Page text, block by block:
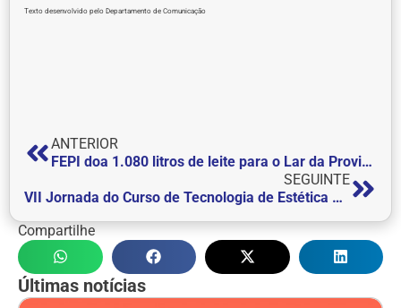
Texto desenvolvido pelo Departamento de Comunicação
ANTERIOR
FEPI doa 1.080 litros de leite para o Lar da Providência
SEGUINTE
VII Jornada do Curso de Tecnologia de Estética e Cosmética
Compartilhe
Últimas notícias